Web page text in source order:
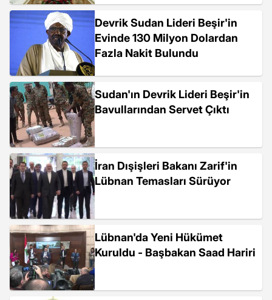
Devrik Sudan Lideri Beşir'in
Evinde 130 Milyon Dolardan
Fazla Nakit Bulundu
Sudan'ın Devrik Lideri Beşir'in
Bavullarından Servet Çıktı
İran Dışişleri Bakanı Zarif'in
Lübnan Temasları Sürüyor
Lübnan'da Yeni Hükümet
Kuruldu - Başbakan Saad Hariri